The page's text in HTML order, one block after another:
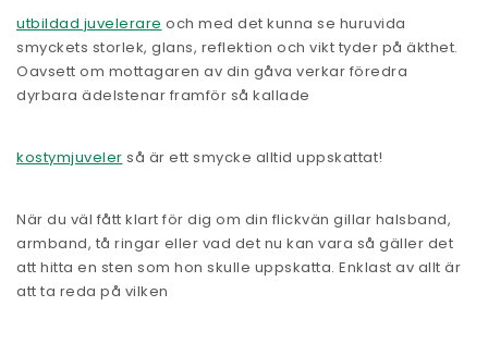
utbildad juvelerare och med det kunna se huruvida
smyckets storlek, glans, reflektion och vikt tyder på äkthet.
Oavsett om mottagaren av din gåva verkar föredra
dyrbara ädelstenar framför så kallade
kostymjuveler så är ett smycke alltid uppskattat!
När du väl fått klart för dig om din flickvän gillar halsband,
armband, tå ringar eller vad det nu kan vara så gäller det
att hitta en sten som hon skulle uppskatta. Enklast av allt är
att ta reda på vilken